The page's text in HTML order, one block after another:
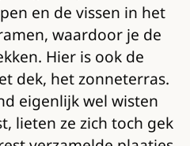
en de vissen in het
waardoor je de
Hier is ook de
dek, het zonneterras.
eigenlijk wel wisten
lieten ze zich toch gek